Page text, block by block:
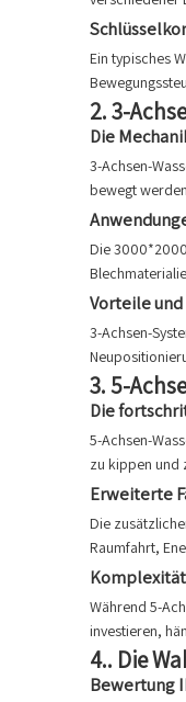
Ein typisches
2.3-
Die
3-Achsen-
bewegt
Die
Vorteile
3-Achsen-
3.5-
Die
5-Achsen-
zu kippen und
Erweiterte
Die
Raumfahrt,
Während 5-
investieren,
4.. Die
Bewertung